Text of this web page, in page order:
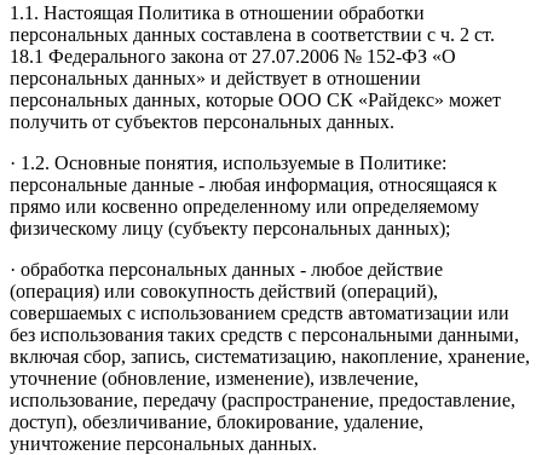
1.1. Настоящая Политика в отношении обработки
персональных данных составлена в соответствии с ч. 2 ст.
18.1 Федерального закона от 27.07.2006 № 152-ФЗ «О
персональных данных» и действует в отношении
персональных данных, которые ООО СК «Райдекс» может
получить от субъектов персональных данных.
· 1.2. Основные понятия, используемые в Политике:
персональные данные - любая информация, относящаяся к
прямо или косвенно определенному или определяемому
физическому лицу (субъекту персональных данных);
· обработка персональных данных - любое действие
(операция) или совокупность действий (операций),
совершаемых с использованием средств автоматизации или
без использования таких средств с персональными данными,
включая сбор, запись, систематизацию, накопление, хранение,
уточнение (обновление, изменение), извлечение,
использование, передачу (распространение, предоставление,
доступ), обезличивание, блокирование, удаление,
уничтожение персональных данных.